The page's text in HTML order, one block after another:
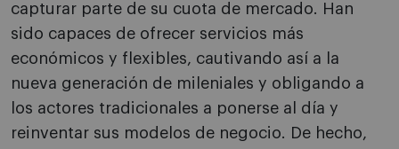
capturar parte de su cuota de mercado. Han
sido capaces de ofrecer servicios más
económicos y flexibles, cautivando así a la
nueva generación de mileniales y obligando a
los actores tradicionales a ponerse al día y
reinventar sus modelos de negocio. De hecho,